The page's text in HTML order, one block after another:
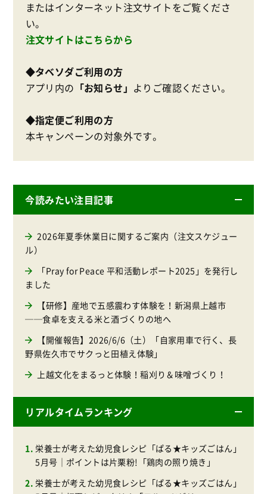
またはインターネット注文サイトをご覧くださ
い。
注文サイトはこちらから
◆タベソダご利用の方
アプリ内の 「お知らせ」 よりご確認ください。
◆指定便ご利用の方
本キャンペーンの対象外です。
今読みたい注目記事
2026年夏季休業日に関するご案内（注文スケジュー
ル）
「Pray for Peace 平和活動レポート2025」を発行し
ました
【研修】産地で五感震わす体験を！新潟県上越市
──食卓を支える米と酒づくりの地へ
【開催報告】2026/6/6（土）「自家用車で行く、長
野県佐久市でサクっと田植え体験」
上越文化をまるっと体験！稲刈り＆味噌づくり！
リアルタイムランキング
栄養士が考えた幼児食レシピ「ぱる★キッズごはん」
5月号｜ポイントは片栗粉!「鶏肉の照り焼き」
栄養士が考えた幼児食レシピ「ぱる★キッズごはん」